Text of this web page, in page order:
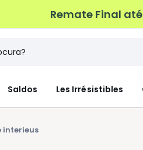
Remate Final
Saldos Les Irrésistibles
interieus